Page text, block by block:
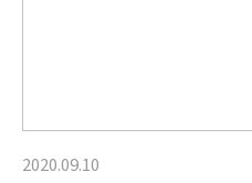
2020.09.10